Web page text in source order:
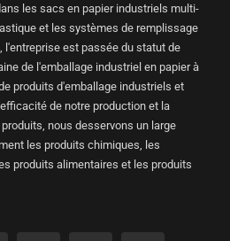
les sacs en papier industriels multi-
et les systèmes de remplissage
l'entreprise est passée du statut de
de l'emballage industriel en papier à
produits d'emballage industriels et
de notre production et la
nous desservons un large
les produits chimiques, les
produits alimentaires et les produits